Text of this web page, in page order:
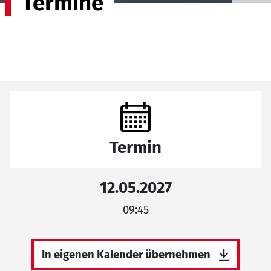
Termin
12.05.2027
09:45
In eigenen Kalender übernehmen